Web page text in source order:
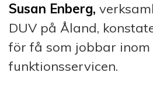
Susan Enberg,
DUV på Åland,
för få som jobbar inom
funktionsservicen.